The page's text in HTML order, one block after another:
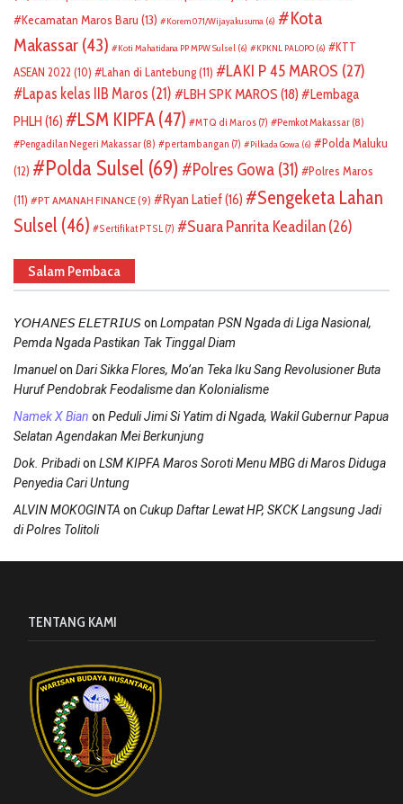
Kecamatan Maros Baru (13) Korem 071/Wijayakusuma (6)
Kota
Makassar (43) Koti Mahatidana PP MPW Sulsel (6) KPKNL PALOPO (6)
KTT
ASEAN 2022 (10) Lahan di Lantebung(11) LAKI P 45 MAROS (27)
Lapas kelas IIB Maros (21) LBH SPK MAROS (18)
Lembaga
PHLH (16) LSM KIPFA (47) MTQ di Maros (7) Pemkot Makassar (8)
Pengadilan Negeri Makassar (8) pertambangan (7) Pilkada Gowa (6)
Polda Maluku
(12)
Polda Sulsel (69) Polres Gowa (31)
Polres Maros
(11)
PT AMANAH FINANCE(9) Ryan Latief(16)
Sengeketa Lahan
Sulsel (46) Sertifikat PTSL (7) Suara Panrita Keadilan(26)
Salam Pembaca
𝘠𝘖𝘏𝘈𝘕𝘌𝘚 𝘌𝘓𝘌𝘛𝘙𝘐𝘜𝘚on Lompatan PSN Ngada di Liga Nasional,
Pemda Ngada Pastikan Tak Tinggal Diam
Imanuelon Dari Sikka Flores, Mo’an Teka Iku Sang Revolusioner Buta
Huruf Pendobrak Feodalisme dan Kolonialisme
Namek X Bian on Peduli Jimi Si Yatim di Ngada, Wakil Gubernur Papua
Selatan Agendakan Mei Berkunjung
Dok. Pribadion LSM KIPFA Maros Soroti Menu MBG di Maros Diduga
Penyedia Cari Untung
ALVIN MOKOGINTA on Cukup Daftar Lewat HP, SKCK Langsung Jadi
di Polres Tolitoli
TENTANG KAMI